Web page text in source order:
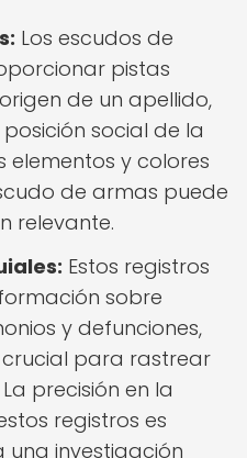
Los escudos de
pistas
de un apellido,
social de la
elementos y colores
de armas puede
relevante.
Estos registros
sobre
y defunciones,
para rastrear
precisión en la
registros es
investigación